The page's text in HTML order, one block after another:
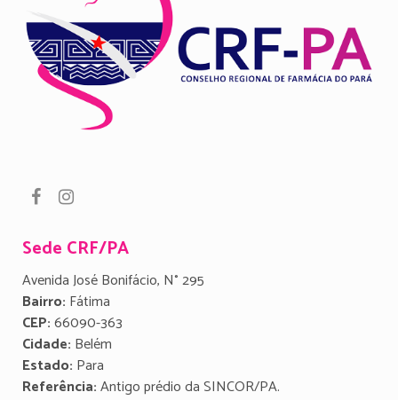
Sede CRF/PA
Avenida José Bonifácio, N° 295
Bairro: Fátima
CEP:66090-363
Cidade: Belém
Estado: Para
Referência:Antigo prédio da SINCOR/PA.